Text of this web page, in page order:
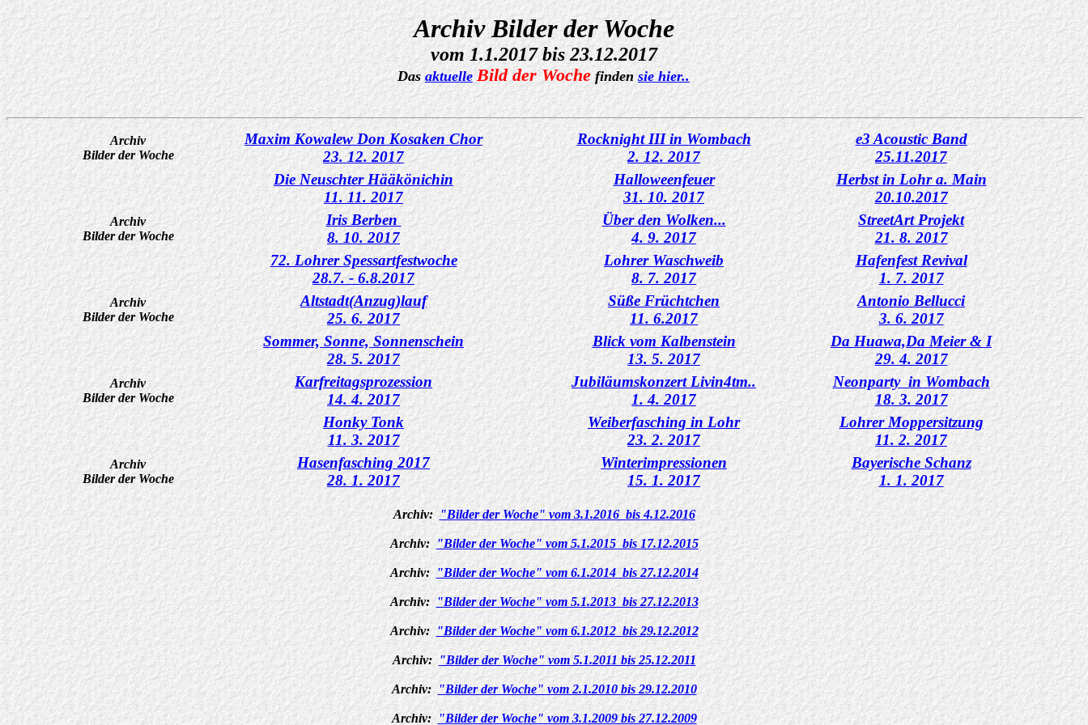
Archiv Bilder der Woche
vom 1.1.2017 bis 23.12.2017
Dasaktuelle Bild der Wochefindensie hier..
Archiv
Bilder der Woche
Maxim Kowalew Don Kosaken Chor
23. 12. 2017
Rocknight III in Wombach
2. 12. 2017
e3 Acoustic Band
25.11.2017
Die Neuschter Hääkönichin
11. 11. 2017
Halloweenfeuer
31. 10. 2017
Herbst in Lohr a. Main
20.10.2017
Archiv
Bilder der Woche
Iris Berben
8. 10. 2017
Über den Wolken...
4. 9. 2017
StreetArt Projekt
21. 8. 2017
72. Lohrer Spessartfestwoche
28.7. - 6.8.2017
Lohrer Waschweib
8. 7. 2017
Hafenfest Revival
1. 7. 2017
Archiv
Bilder der Woche
Altstadt(Anzug)lauf
25. 6. 2017
Süße Früchtchen
11. 6.2017
Antonio Bellucci
3. 6. 2017
Sommer, Sonne, Sonnenschein
28. 5. 2017
Blick vom Kalbenstein
13. 5. 2017
Da Huawa,Da Meier & I
29. 4. 2017
Archiv
Bilder der Woche
Karfreitagsprozession
14. 4. 2017
Jubiläumskonzert Livin4tm..
1. 4. 2017
Neonparty in Wombach
18. 3. 2017
Honky Tonk
11. 3. 2017
Weiberfasching in Lohr
23. 2. 2017
Lohrer Moppersitzung
11. 2. 2017
Archiv
Bilder der Woche
Hasenfasching 2017
28. 1. 2017
Winterimpressionen
15. 1. 2017
Bayerische Schanz
1. 1. 2017
Archiv:"Bilder der Woche" vom 3.1.2016 bis 4.12.2016
Archiv: "Bilder der Woche" vom 5.1.2015 bis 17.12.2015
Archiv:"Bilder der Woche" vom 6.1.2014 bis 27.12.2014
Archiv:"Bilder der Woche" vom 5.1.2013 bis 27.12.2013
Archiv: "Bilder der Woche" vom 6.1.2012 bis 29.12.2012
Archiv: "Bilder der Woche" vom 5.1.2011 bis 25.12.2011
Archiv: "Bilder der Woche" vom 2.1.2010 bis 29.12.2010
Archiv:"Bilder der Woche" vom 3.1.2009 bis 27.12.2009